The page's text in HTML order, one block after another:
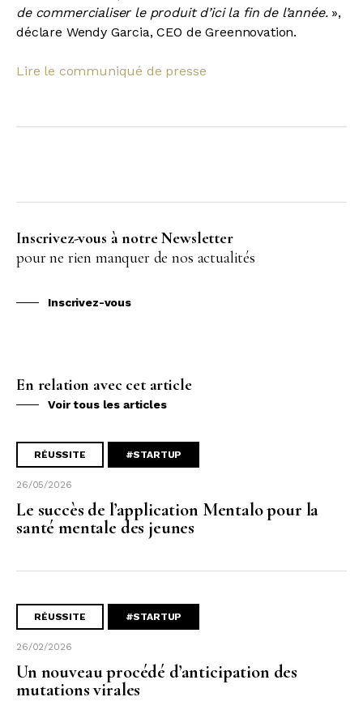
de commercialiser le produit d’ici la fin de l’année. »,
déclare Wendy Garcia, CEO de Greennovation.
Lire le communiqué de presse
Inscrivez-vous à notre Newsletter
pour ne rien manquer de nos actualités
Inscrivez-vous
En relation avec cet article
Voir tous les articles
RÉUSSITE #STARTUP
26/05/2026
Le succès de l’application Mentalo pour la
santé mentale des jeunes
RÉUSSITE #STARTUP
26/02/2026
Un nouveau procédé d’anticipation des
mutations virales